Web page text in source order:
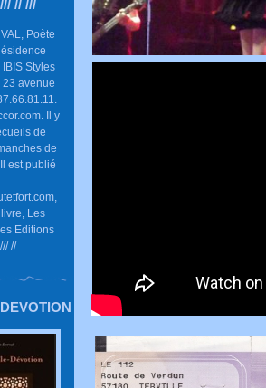
// ///
Poète
IBIS Styles
23 avenue
Il y
de
de
est publié
Les
Editions
//